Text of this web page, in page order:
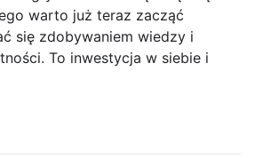
warto już teraz zacząć
się zdobywaniem wiedzy i
To inwestycja w siebie i